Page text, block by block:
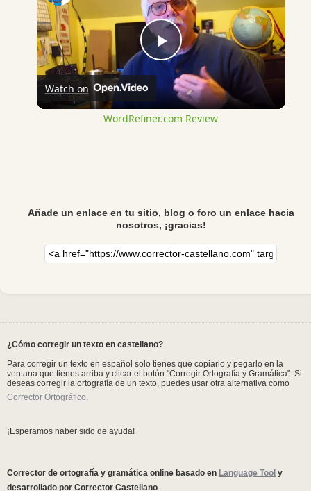
Play
Video
Watch on
WordRefiner.com Review
Añade un enlace en tu sitio, blog o foro un enlace hacia
nosotros, ¡gracias!
¿Cómo corregir un texto en castellano?
Para corregir un texto en español solo tienes que copiarlo y pegarlo en la
ventana que tienes arriba y clicar el botón "Corregir Ortografía y Gramática". Si
deseas corregir la ortografía de un texto, puedes usar otra alternativa como
Corrector Ortográfico.
¡Esperamos haber sido de ayuda!
Corrector de ortografía y gramática online basado en Language Tool y
desarrollado por Corrector Castellano